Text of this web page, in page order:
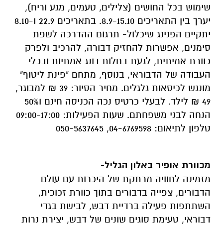
שימוש בכל החושים (צלילים, טעמים, מגע וריח),
יערך בין התאריכים 8.9-15.10. בתאריכים 22.9 ו-8.10
יתקיים הפנינג שיכלול- תרגום ההדרכה לשפת
סימנים, אפשרות להחזיק דבורה, להרכיב ולפרק
כוורת אמיתית, לגעת בחלות דונג אמתיות ובכלי
העבודה של הדבוראי, בנוסף, מתחם "פינת ליטוף"
מונגש לכיסאות גלגלים. מחיר הסיור: 39 ₪ למבוגר,
49 ₪ לילד. לבעלי כרטיס נכה הכניסה חינם ו50%
הנחה לבני משפחתם. שעות הפעילות: 09:00-17:00
טלפון לתיאום: 04-6769598, 050-5637645
מכוורת אופיר באלון הגליל-
מזמינה לחוויה מרתקת של היכרות עם עולם
הדבורים, צפייה בדבורים בתוך כוורת זכוכית,
השתתפות פעילה ברדיית דבש, לבישת בגדי
דבוראי, טעימת סוגים שונים של דבש, יצירת נרות